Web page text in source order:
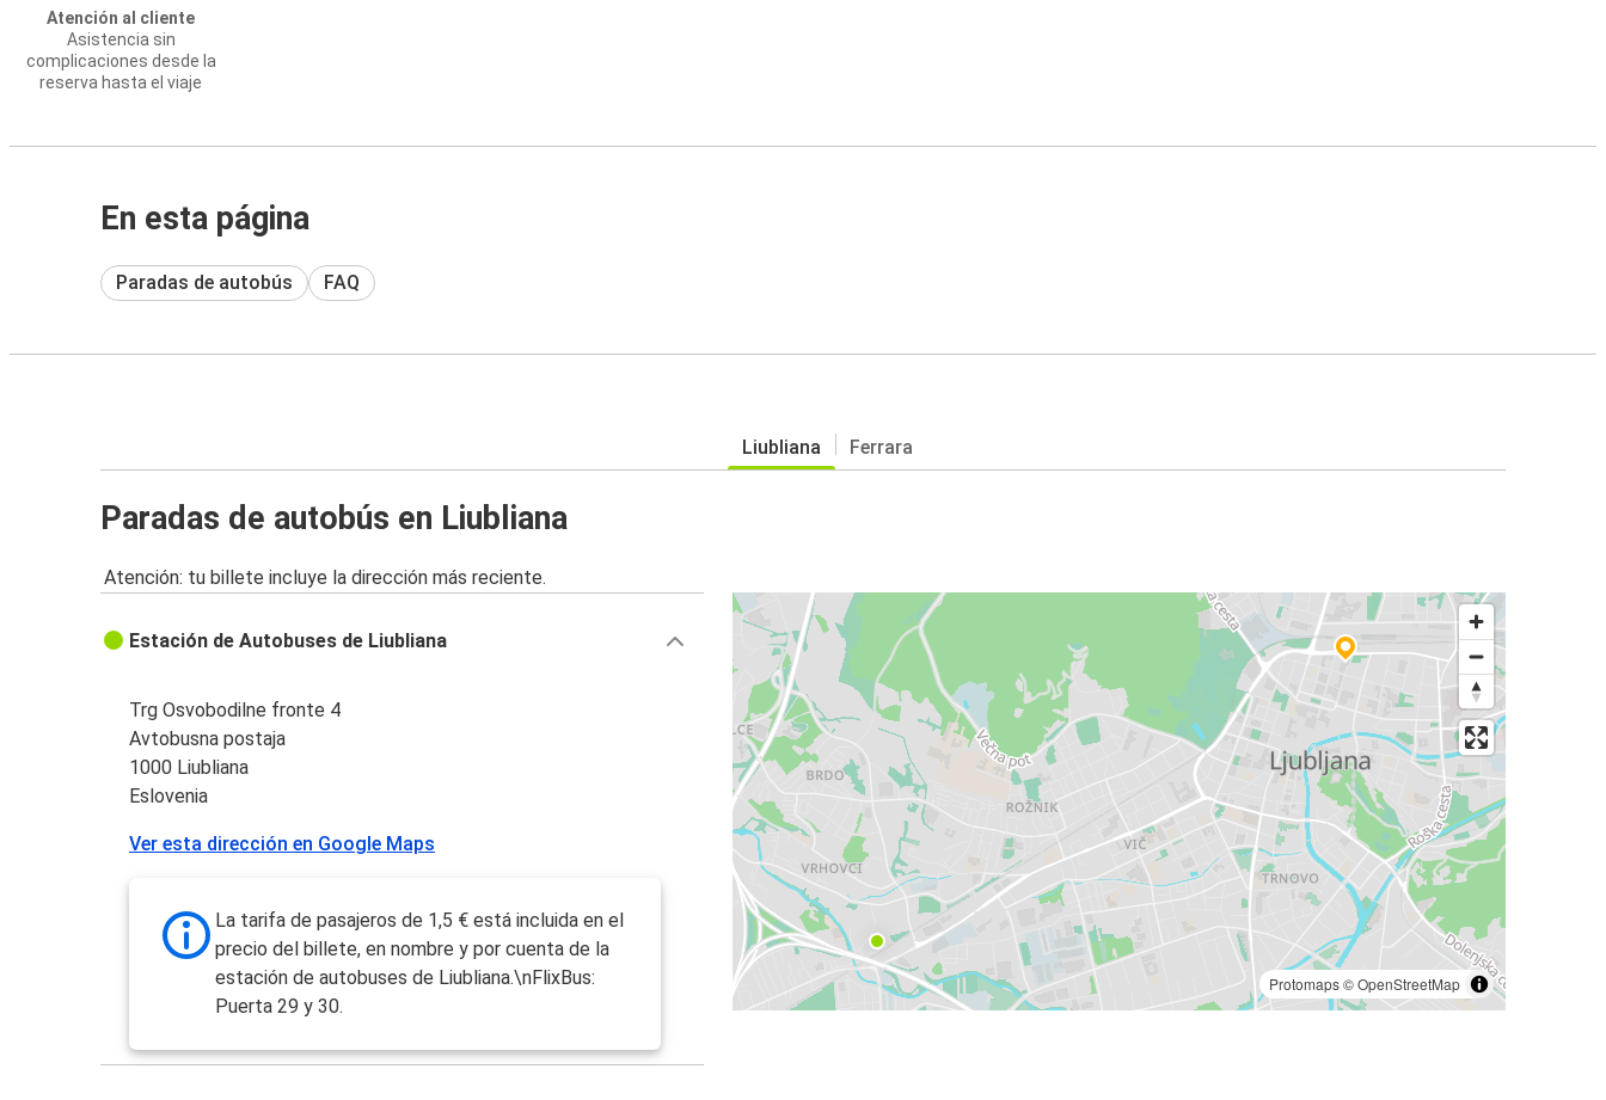
Atención al cliente
Asistencia sin
complicaciones desde la
reserva hasta el viaje
En esta página
Paradas de autobús FAQ
Liubliana Ferrara
Paradas de autobús en Liubliana
Atención: tu billete incluye la dirección más reciente.
Protomaps©OpenStreetMap
Estación de Autobuses de Liubliana
Trg Osvobodilne fronte 4
Avtobusna postaja
1000 Liubliana
Eslovenia
Ver esta dirección en Google Maps
La tarifa de pasajeros de 1,5 € está incluida en el
precio del billete, en nombre y por cuenta de la
estación de autobuses de Liubliana.\nFlixBus:
Puerta 29 y 30.